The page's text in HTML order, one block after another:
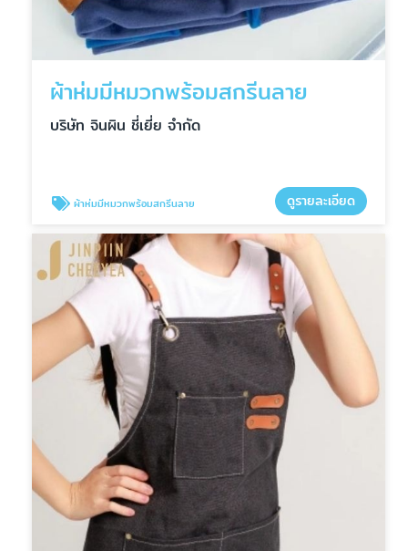
ผ้าห่มมีหมวกพร้อมสกรีนลาย
บริษัท จินผิน ชี่เยี่ย จำกัด
ผ้าห่มมีหมวกพร้อมสกรีนลาย ดูรายละเอียด